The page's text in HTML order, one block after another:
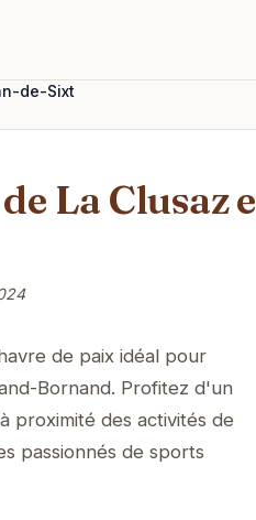
de-Sixt
La Clusaz
de paix idéal pour
Bornand. Profitez d'un
proximité des activités de
passionnés de sports